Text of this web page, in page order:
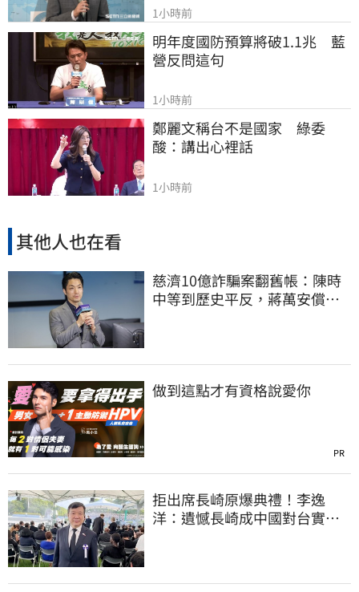
1小時前
明年度國防預算將破1.1兆　藍
營反問這句
1小時前
鄭麗文稱台不是國家　綠委
酸：講出心裡話
1小時前
其他人也在看
慈濟10億詐騙案翻舊帳：陳時
中等到歷史平反，蔣萬安償還
做到這點才有資格說愛你
PR
拒出席長崎原爆典禮！李逸
洋：遺憾長崎成中國對台實施